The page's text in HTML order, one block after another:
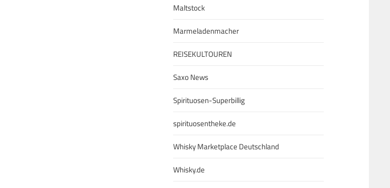
Maltstock
Marmeladenmacher
REISEKULTOUREN
Saxo News
Spirituosen-Superbillig
spirituosentheke.de
Whisky Marketplace Deutschland
Whisky.de